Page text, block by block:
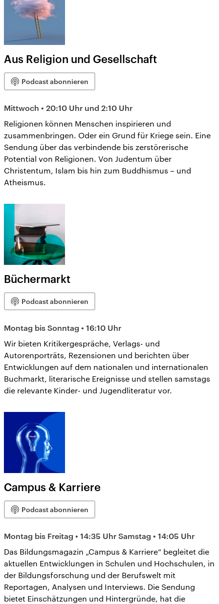
Aus Religion und Gesellschaft
Podcast abonnieren
Mittwoch • 20:10 Uhr und 2:10 Uhr
Religionen können Menschen inspirieren und
zusammenbringen. Oder ein Grund für Kriege sein. Eine
Sendung über das verbindende bis zerstörerische
Potential von Religionen. Von Judentum über
Christentum, Islam bis hin zum Buddhismus – und
Atheismus.
Büchermarkt
Podcast abonnieren
Montag bis Sonntag • 16:10 Uhr
Wir bieten Kritikergespräche, Verlags- und
Autorenporträts, Rezensionen und berichten über
Entwicklungen auf dem nationalen und internationalen
Buchmarkt, literarische Ereignisse und stellen samstags
die relevante Kinder- und Jugendliteratur vor.
Campus & Karriere
Podcast abonnieren
Montag bis Freitag • 14:35 Uhr Samstag • 14:05 Uhr
Das Bildungsmagazin „Campus & Karriere“ begleitet die
aktuellen Entwicklungen in Schulen und Hochschulen, in
der Bildungsforschung und der Berufswelt mit
Reportagen, Analysen und Interviews. Die Sendung
bietet Einschätzungen und Hintergründe, hat die